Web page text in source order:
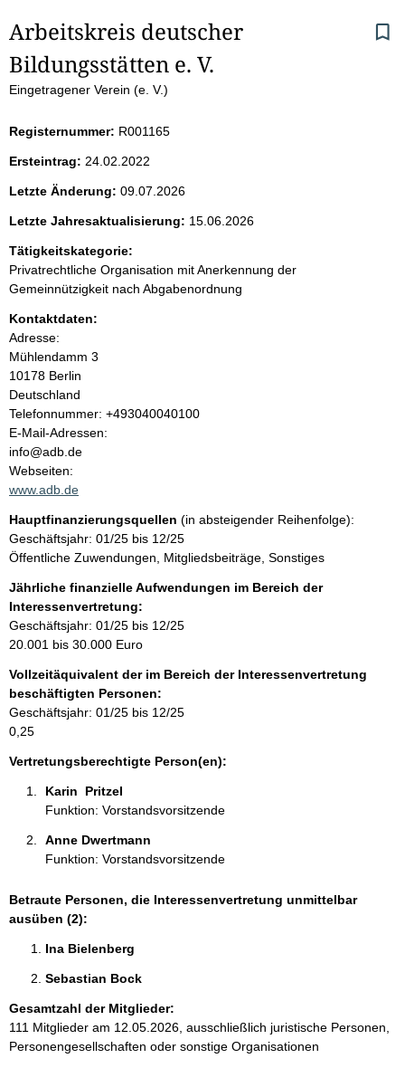
S
e
t
e
n
i
n
h
a
l
t
Arbeitskreis deutscher
Bildungsstätten e. V.
Eingetragener Verein (e. V.)
Registernummer: R001165
Ersteintrag: 24.02.2022
Letzte Änderung: 09.07.2026
Letzte Jahresaktualisierung: 15.06.2026
Tätigkeitskategorie:
Privatrechtliche Organisation mit Anerkennung der
Gemeinnützigkeit nach Abgabenordnung
Kontaktdaten:
Adresse:
Mühlendamm 3
10178 Berlin
Deutschland
K
o
n
t
a
t
i
n
f
o
r
m
t
i
o
n
e
Telefonnummer: +493040040100
E-Mail-Adressen:
info@adb.de
Webseiten:
www.adb.de
Hauptfinanzierungsquellen (in absteigender Reihenfolge):
Geschäftsjahr: 01/25 bis 12/25
Öffentliche Zuwendungen, Mitgliedsbeiträge, Sonstiges
Jährliche finanzielle Aufwendungen im Bereich der
Interessenvertretung:
Geschäftsjahr: 01/25 bis 12/25
20.001 bis 30.000 Euro
Vollzeitäquivalent der im Bereich der Interessenvertretung
beschäftigten Personen:
Geschäftsjahr: 01/25 bis 12/25
0,25
Vertretungsberechtigte Person(en):
Karin  Pritzel
Funktion: Vorstandsvorsitzende
Anne Dwertmann
Funktion: Vorstandsvorsitzende
Betraute Personen, die Interessenvertretung unmittelbar
ausüben (2):
Ina Bielenberg
Sebastian Bock
Gesamtzahl der Mitglieder:
111 Mitglieder am 12.05.2026, ausschließlich juristische Personen,
Personengesellschaften oder sonstige Organisationen